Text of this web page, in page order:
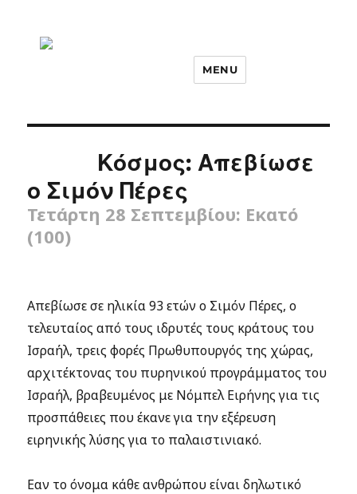
MENU
Κόσμος: Απεβίωσε
ο Σιμόν Πέρες
Τετάρτη 28 Σεπτεμβίου: Εκατό
(100)
Απεβίωσε σε ηλικία 93 ετών ο Σιμόν Πέρες, ο
τελευταίος από τους ιδρυτές τους κράτους του
Ισραήλ, τρεις φορές Πρωθυπουργός της χώρας,
αρχιτέκτονας του πυρηνικού προγράμματος του
Ισραήλ, βραβευμένος με Νόμπελ Ειρήνης για τις
προσπάθειες που έκανε για την εξέρευση
ειρηνικής λύσης για το παλαιστινιακό.
Εαν το όνομα κάθε ανθρώπου είναι δηλωτικό